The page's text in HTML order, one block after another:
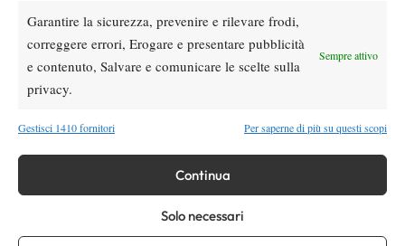
Garantire la sicurezza, prevenire e rilevare frodi,
correggere errori, Erogare e presentare pubblicità
e contenuto, Salvare e comunicare le scelte sulla
privacy.
Sempre attivo
Gestisci 1410 fornitori Per saperne di più su questi scopi
Continua
Solo necessari
orario e ordine di gioco venerdì 7 agosto.
Arnaldi apre sul Centrale
Atp News
Masters 1000 Montreal 2026: medical time
out per Shang contro Darderi